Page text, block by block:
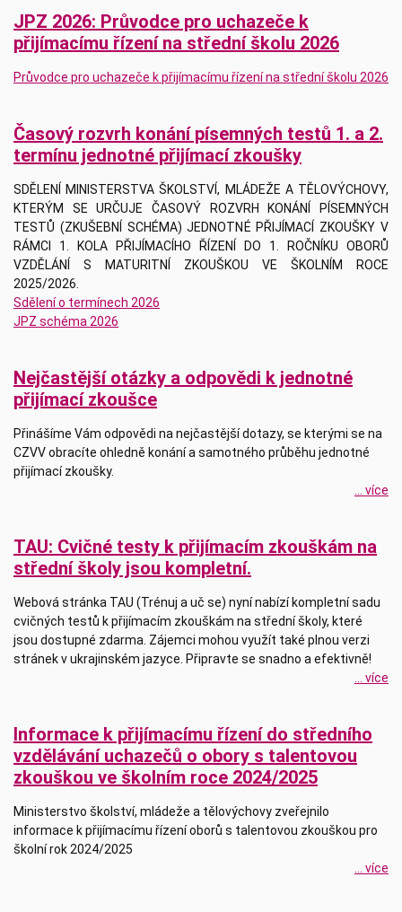
JPZ 2026: Průvodce pro uchazeče k
přijímacímu řízení na střední školu 2026
Průvodce pro uchazeče k přijímacímu řízení na střední školu 2026
Časový rozvrh konání písemných testů 1. a 2.
termínu jednotné přijímací zkoušky
SDĚLENÍ MINISTERSTVA ŠKOLSTVÍ, MLÁDEŽE A TĚLOVÝCHOVY,
KTERÝM SE URČUJE ČASOVÝ ROZVRH KONÁNÍ PÍSEMNÝCH
TESTŮ (ZKUŠEBNÍ SCHÉMA) JEDNOTNÉ PŘIJÍMACÍ ZKOUŠKY V
RÁMCI 1. KOLA PŘIJÍMACÍHO ŘÍZENÍ DO 1. ROČNÍKU OBORŮ
VZDĚLÁNÍ S MATURITNÍ ZKOUŠKOU VE ŠKOLNÍM ROCE
2025/2026.
Sdělení o termínech 2026
JPZ schéma 2026
Nejčastější otázky a odpovědi k jednotné
přijímací zkoušce
Přinášíme Vám odpovědi na nejčastější dotazy, se kterými se na
CZVV obracíte ohledně konání a samotného průběhu jednotné
přijímací zkoušky.
... více
TAU: Cvičné testy k přijímacím zkouškám na
střední školy jsou kompletní.
Webová stránka TAU (Trénuj a uč se) nyní nabízí kompletní sadu
cvičných testů k přijímacím zkouškám na střední školy, které
jsou dostupné zdarma. Zájemci mohou využít také plnou verzi
stránek v ukrajinském jazyce. Připravte se snadno a efektivně!
... více
Informace k přijímacímu řízení do středního
vzdělávání uchazečů o obory s talentovou
zkouškou ve školním roce 2024/2025
Ministerstvo školství, mládeže a tělovýchovy zveřejnilo
informace k přijímacímu řízení oborů s talentovou zkouškou pro
školní rok 2024/2025
... více